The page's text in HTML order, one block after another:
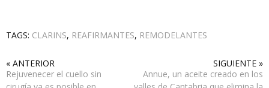
TAGS: CLARINS, REAFIRMANTES, REMODELANTES
« ANTERIOR
Rejuvenecer el cuello sin
SIGUIENTE »
Annue, un aceite creado en los